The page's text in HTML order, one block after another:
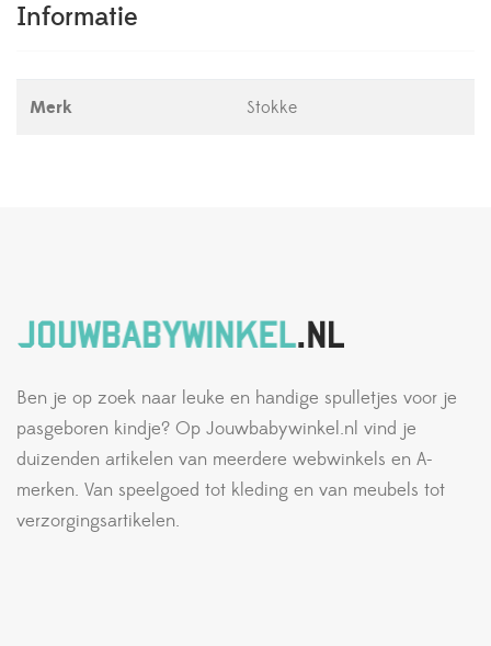
Informatie
Merk Stokke
Ben je op zoek naar leuke en handige spulletjes voor je
pasgeboren kindje? Op Jouwbabywinkel.nl vind je
duizenden artikelen van meerdere webwinkels en A-
merken. Van speelgoed tot kleding en van meubels tot
verzorgingsartikelen.